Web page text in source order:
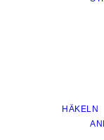
HÄKELN